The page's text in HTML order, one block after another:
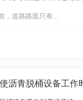
，道路路面只有...
沥青脱桶设备工作